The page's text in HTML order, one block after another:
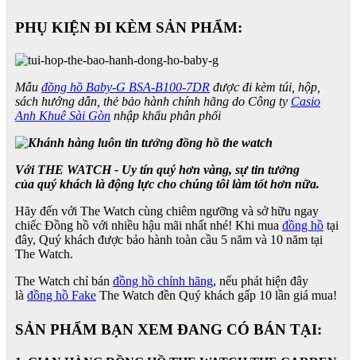
PHỤ KIỆN ĐI KÈM SẢN PHẨM:
Mẫu đồng hồ Baby-G BSA-B100-7DR được đi kèm túi, hộp,
sách hướng dẫn, thẻ bảo hành chính hãng do Công ty Casio
Anh Khuê Sài Gòn nhập khẩu phân phối
Với THE WATCH - Uy tín quý hơn vàng, sự tin tưởng
của quý khách là động lực cho chúng tôi làm tốt hơn nữa.
Hãy đến với The Watch cùng chiêm ngưỡng và sở hữu ngay
chiếc Đồng hồ với nhiều hậu mãi nhất nhé! Khi mua đồng hồ tại
đây, Quý khách được bảo hành toàn cầu 5 năm và 10 năm tại
The Watch.
The Watch chỉ bán đồng hồ chính hãng, nếu phát hiện đây
là đồng hồ Fake The Watch đền Quý khách gấp 10 lần giá mua!
SẢN PHẨM BẠN XEM ĐANG CÓ BÁN TẠI: